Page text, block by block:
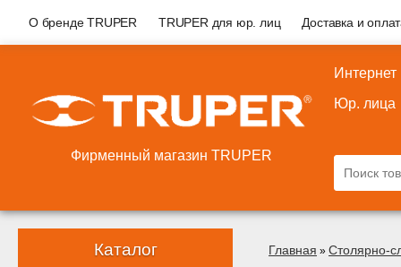
О бренде TRUPER TRUPER для юр. лиц Доставка и
Фирменный магазин TRUPER
Интернет
Юр. лица
Каталог Главная » Столярно-